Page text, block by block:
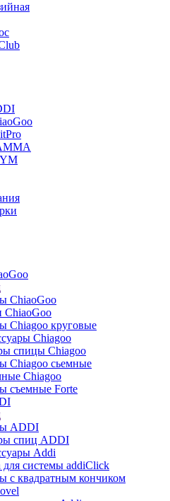
ChiaoGoo
ChiaoGoo
Сhiagoo круговые
Chiagoo
спицы Chiagoo
Chiagoo сьемные
Chiagoo
съемные Forte
ADDI
спиц ADDI
Addi
для системы addiClick
с квадратным кончиком